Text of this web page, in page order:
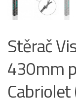
Stěrač
430mm